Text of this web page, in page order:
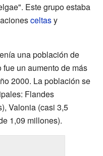
Este grupo estaba
celtasy
una población de
un aumento de más
2000. La población se
Flandes
Valonia (casi 3,5
1,09 millones).